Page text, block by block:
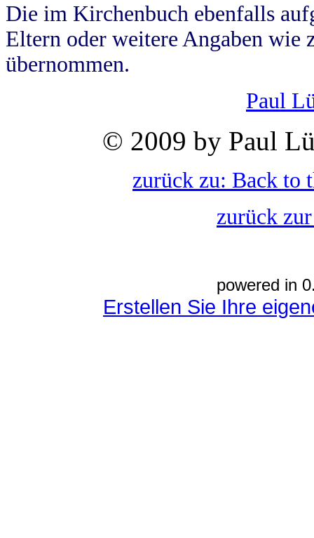
Die im Kirchenbuch ebenfalls
Eltern oder weitere Angaben wie
übernommen.
Paul
© 2009 by Paul
zurück zu: Back to
zurück
powered in
Erstellen Sie Ihre